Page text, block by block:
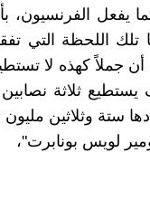
يفعل الفرنسيون،
تلك اللحظة التي
أن جملاً كهذه لا
ثلاثة
ستة وثلاثين
لويس بونابرت"،